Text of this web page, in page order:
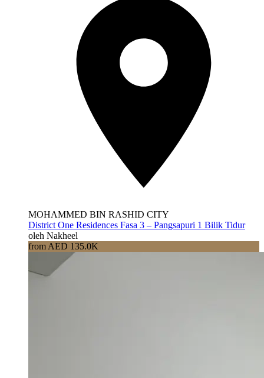
MOHAMMED BIN RASHID CITY
District One Residences Fasa 3 – Pangsapuri 1 Bilik Tidur
oleh Nakheel
from AED 135.0K